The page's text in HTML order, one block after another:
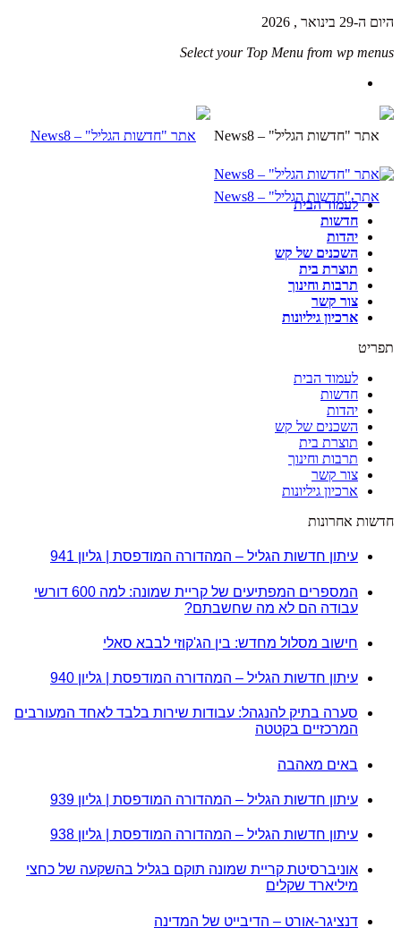
היום ה-29 בינואר , 2026
Select your Top Menu from wp menus
לעמוד הבית
חדשות
יהדות
השכנים של קש
תוצרת בית
תרבות וחינוך
צור קשר
ארכיון גיליונות
תפריט
לעמוד הבית
חדשות
יהדות
השכנים של קש
תוצרת בית
תרבות וחינוך
צור קשר
ארכיון גיליונות
חדשות אחרונות
עיתון חדשות הגליל – המהדורה המודפסת | גליון 941
המספרים המפתיעים של קריית שמונה: למה 600 דורשי
עבודה הם לא מה שחשבתם?
חישוב מסלול מחדש: בין הג'קוזי לבבא סאלי
עיתון חדשות הגליל – המהדורה המודפסת | גליון 940
סערה בתיק להנגהל: עבודות שירות בלבד לאחד המעורבים
המרכזיים בקטטה
באים מאהבה
עיתון חדשות הגליל – המהדורה המודפסת | גליון 939
עיתון חדשות הגליל – המהדורה המודפסת | גליון 938
אוניברסיטת קריית שמונה תוקם בגליל בהשקעה של כחצי
מיליארד שקלים
דנציגר-אורט – הדיבייט של המדינה